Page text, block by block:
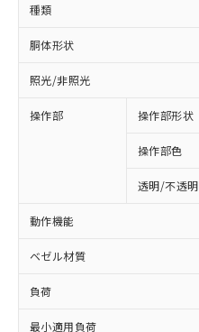
種類
胴体形状
照光/非照光
操作部 操作部形状
操作部色
透明/不透明
動作機能
ベゼル材質
負荷
最小適用負荷